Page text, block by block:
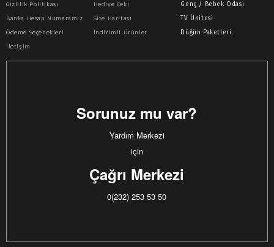
Gizlilik Politikası
Banka Hesap Numaramız
Ödeme Seçenekleri
İletişim
Hediye Çeki
Site Haritası
İndirimli Ürünler
Genç / Bebek Odası
TV Ünitesi
Düğün Paketleri
Sorunuz mu var?
Yardım Merkezi
için
Çağrı Merkezi
0(232) 253 53 50